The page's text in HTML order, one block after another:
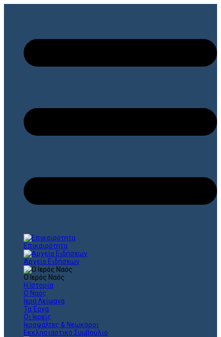
Επικαιρότητα
Αρχείο Ειδήσεων
Ο Ιερός Ναός
Η Ιστορία
Ο Ναός
Ιερά Λείψανα
Τα Έργα
Οι Ιερείς
Ιεροψάλτες & Νεωκόροι
Εκκλησιαστικό Συμβούλιο